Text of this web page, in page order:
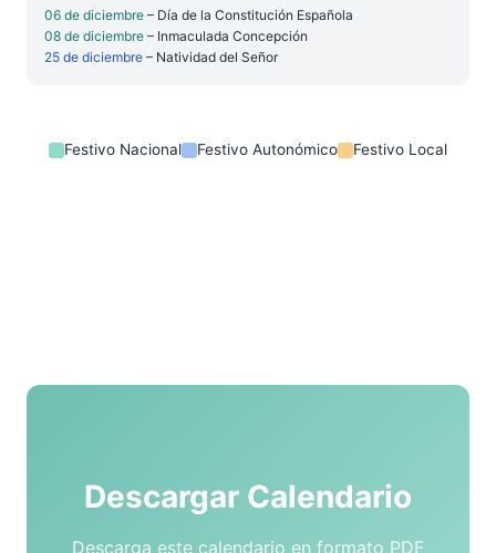
06 de diciembre – Día de la Constitución Española
08 de diciembre – Inmaculada Concepción
25 de diciembre – Natividad del Señor
Festivo Nacional Festivo Autonómico Festivo Local
Descargar Calendario
Descarga este calendario en formato PDF